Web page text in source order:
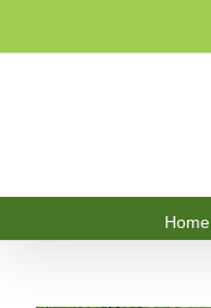
Home